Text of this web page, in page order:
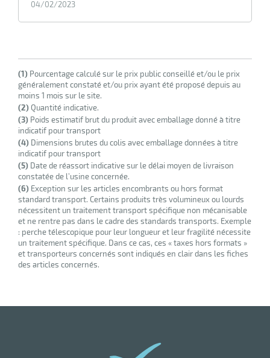
04/02/2023
(1) Pourcentage calculé sur le prix public conseillé et/ou le prix
généralement constaté et/ou prix ayant été proposé depuis au
moins 1 mois sur le site.
(2)Quantité indicative.
(3) Poids estimatif brut du produit avec emballage donné à titre
indicatif pour transport
(4) Dimensions brutes du colis avec emballage données à titre
indicatif pour transport
(5) Date de réassort indicative sur le délai moyen de livraison
constatée de l’usine concernée.
(6) Exception sur les articles encombrants ou hors format
standard transport. Certains produits très volumineux ou lourds
nécessitent un traitement transport spécifique non mécanisable
et ne rentre pas dans le cadre des standards transports. Exemple
: perche télescopique pour leur longueur et leur fragilité nécessite
un traitement spécifique. Dans ce cas, ces « taxes hors formats »
et transporteurs concernés sont indiqués en clair dans les fiches
des articles concernés.